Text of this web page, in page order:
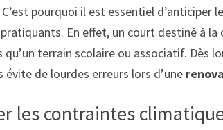
pourquoi il est essentiel d’anticiper
En effet, un court destiné à
terrain scolaire ou associatif. Dès
évite de lourdes erreurs lors d’une
les contraintes